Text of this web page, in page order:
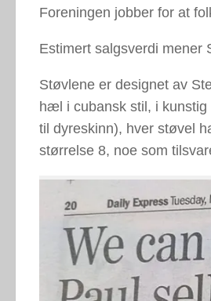
Foreningen jobber for at
Estimert salgsverdi mener
Støvlene er designet av
hæl i cubansk stil, i
til dyreskinn), hver støvel
størrelse 8, noe som